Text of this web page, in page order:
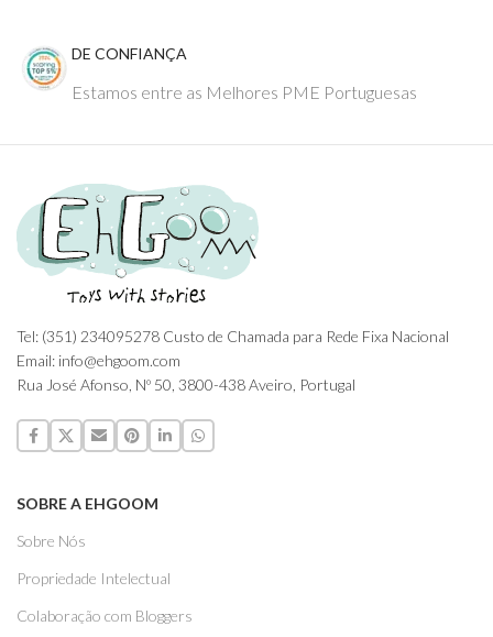
DE CONFIANÇA
Estamos entre as Melhores PME Portuguesas
Tel: (351) 234095278 Custo de Chamada para Rede Fixa Nacional
Email: info@ehgoom.com
Rua José Afonso, Nº 50, 3800-438 Aveiro, Portugal
SOBRE A EHGOOM
Sobre Nós
Propriedade Intelectual
Colaboração com Bloggers